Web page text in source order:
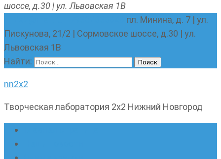
шоссе, д.30 | ул. Львовская 1В
пл. Минина, д. 7 | ул.
Пискунова, 21/2 | Сормовское шоссе, д.30 | ул.
Львовская 1В
Найти:
nn2x2
Творческая лаборатория 2х2 Нижний Новгород